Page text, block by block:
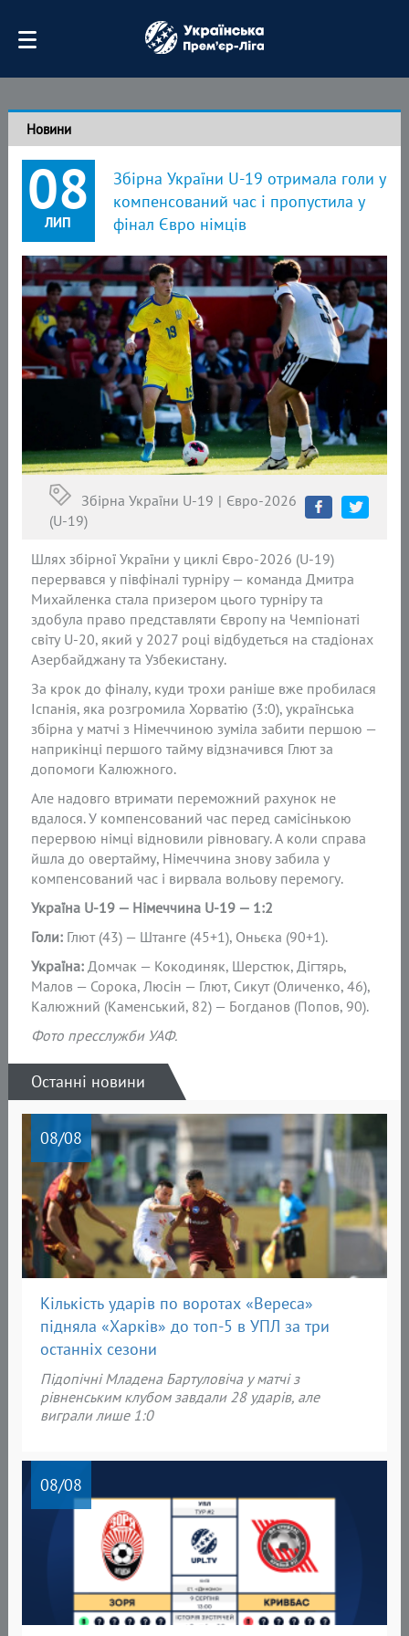
Новини
08
ЛИП
Збірна України U-19 отримала голи у
компенсований час і пропустила у
фінал Євро німців
Збірна України U-19
Євро-2026
(U-19)
Шлях збірної України у циклі Євро-2026 (U-19)
перервався у півфіналі турніру — команда Дмитра
Михайленка стала призером цього турніру та
здобула право представляти Європу на Чемпіонаті
світу U-20, який у 2027 році відбудеться на стадіонах
Азербайджану та Узбекистану.
За крок до фіналу, куди трохи раніше вже пробилася
Іспанія, яка розгромила Хорватію (3:0), українська
збірна у матчі з Німеччиною зуміла забити першою —
наприкінці першого тайму відзначився Глют за
допомоги Калюжного.
Але надовго втримати переможний рахунок не
вдалося. У компенсований час перед самісінькою
перервою німці відновили рівновагу. А коли справа
йшла до овертайму, Німеччина знову забила у
компенсований час і вирвала вольову перемогу.
Україна U-19 — Німеччина U-19 — 1:2
Голи:Глют (43) — Штанге (45+1), Оньєка (90+1).
Україна:Домчак — Кокодиняк, Шерстюк, Дігтярь,
Малов — Сорока, Люсін — Глют, Сикут (Оличенко, 46),
Калюжний (Каменський, 82) — Богданов (Попов, 90).
Фото пресслужби УАФ.
Останні новини
08/08
Кількість ударів по воротах «Вереса»
підняла «Харків» до топ-5 в УПЛ за три
останніх сезони
Підопічні Младена Бартуловіча у матчі з
рівненським клубом завдали 28 ударів, але
виграли лише 1:0
08/08